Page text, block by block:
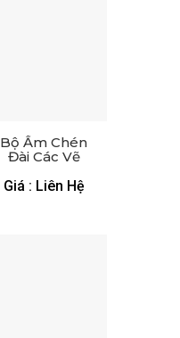
Bộ Ấm Chén
Đài Các Vẽ
Vàng Kim –
Giá : Liên Hệ